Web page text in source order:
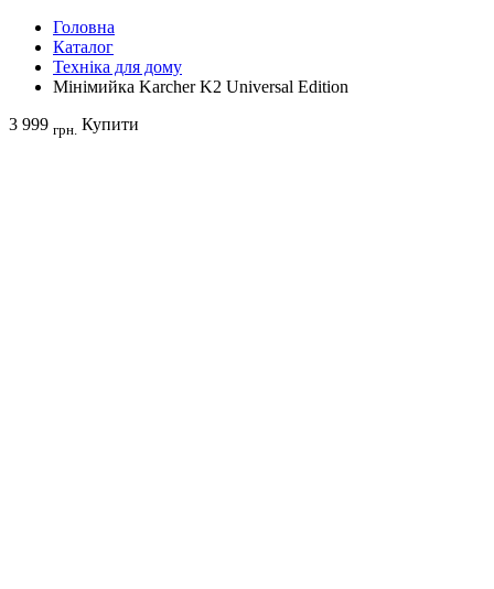
Головна
Каталог
Техніка для дому
Мінімийка Karcher K2 Universal Edition
3 999 грн. Купити